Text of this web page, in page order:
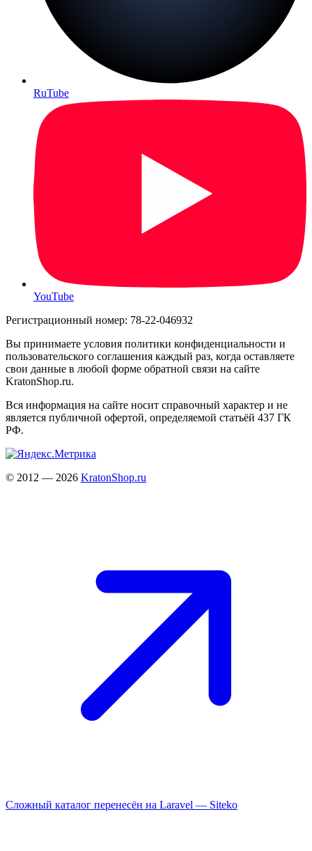
RuTube
YouTube
Регистрационный номер: 78-22-046932
Вы принимаете условия политики конфиденциальности и
пользовательского соглашения каждый раз, когда оставляете
свои данные в любой форме обратной связи на сайте
KratonShop.ru.
Вся информация на сайте носит справочный характер и не
является публичной офертой, определяемой статьёй 437 ГК
РФ.
© 2012 — 2026 KratonShop.ru
Сложный каталог перенесён на Laravel — Siteko